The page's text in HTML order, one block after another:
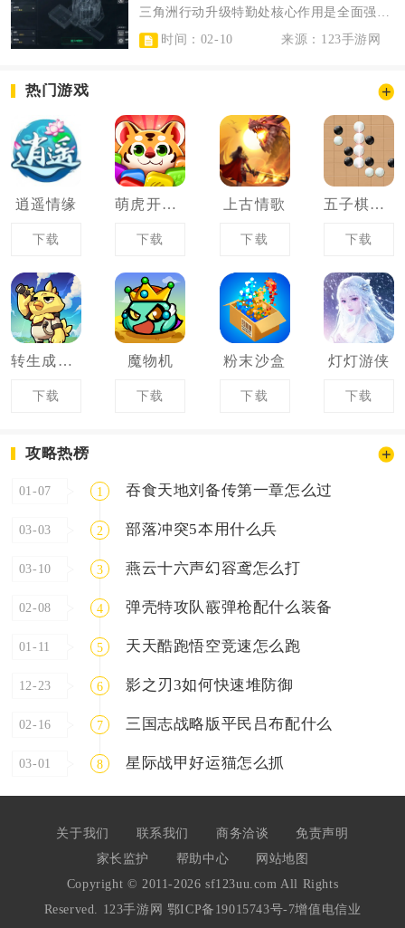
三角洲行动升级特勤处核心作用是全面强化干员实战能力、解锁物资自由制造权限、扩...
时间：02-10
来源：123手游网
热门游戏
逍遥情缘
下载
萌虎开心消
下载
上古情歌
下载
五子棋大作战
下载
转生成为宠物大师
下载
魔物机
下载
粉末沙盒
下载
灯灯游侠
下载
攻略热榜
01-07 1 吞食天地刘备传第一章怎么过
03-03 2 部落冲突5本用什么兵
03-10 3 燕云十六声幻容鸢怎么打
02-08 4 弹壳特攻队霰弹枪配什么装备
01-11 5 天天酷跑悟空竞速怎么跑
12-23 6 影之刃3如何快速堆防御
02-16 7 三国志战略版平民吕布配什么
03-01 8 星际战甲好运猫怎么抓
关于我们 联系我们 商务洽谈
免责声明
家长监护
帮助中心
网站地图
Copyright © 2011-2026 sf123uu.com All Rights
Reserved. 123手游网 鄂ICP备19015743号-7增值电信业